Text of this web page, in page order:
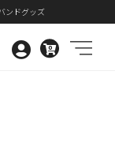
ンドグッズ
0